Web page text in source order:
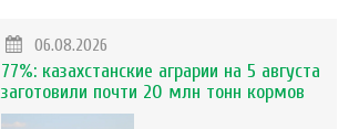
06.08.2026
77%: казахстанские аграрии на 5 августа
заготовили почти 20 млн тонн кормов